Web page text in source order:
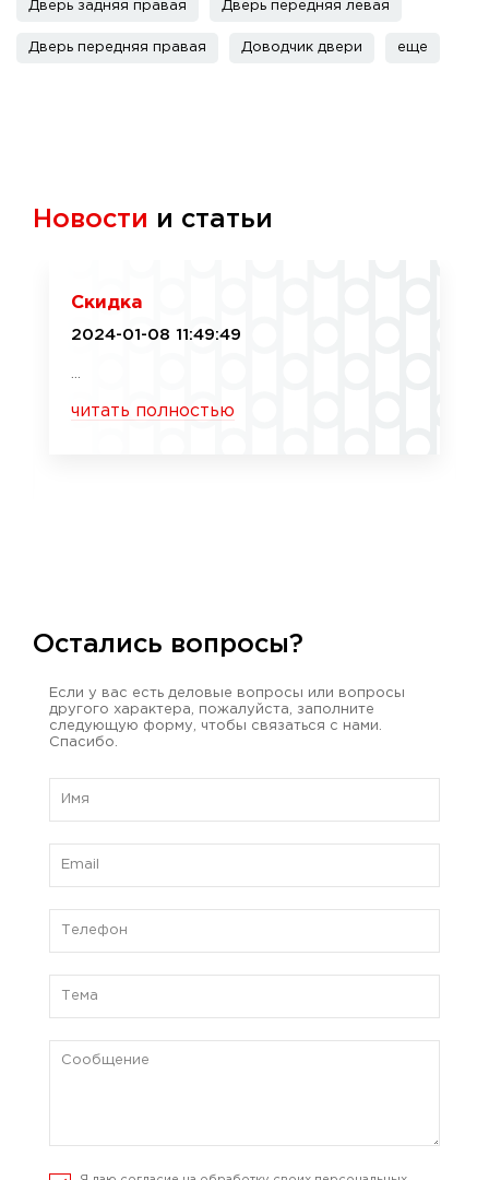
Дверь задняя правая Дверь передняя левая
Дверь передняя правая Доводчик двери еще
Новости и статьи
Скидка
2024-01-08 11:49:49
читать полностью
Остались вопросы?
Если у вас есть деловые вопросы или вопросы
другого характера, пожалуйста, заполните
следующую форму, чтобы связаться с нами.
Спасибо.